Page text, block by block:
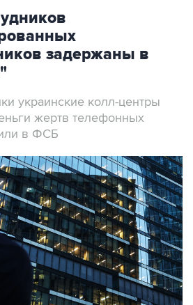
задержаны в
украинские колл-центры
жертв телефонных
в ФСБ